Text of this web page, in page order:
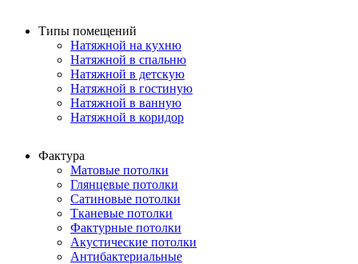
Типы помещений
Натяжной на кухню
Натяжной в спальню
Натяжной в детскую
Натяжной в гостиную
Натяжной в ванную
Натяжной в коридор
Фактура
Матовые потолки
Глянцевые потолки
Сатиновые потолки
Тканевые потолки
Фактурные потолки
Акустические потолки
Антибактериальные